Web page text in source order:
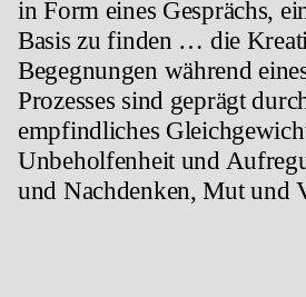
in Form eines Gesprächs,
Basis zu finden … die
Begegnungen während
Prozesses sind geprägt
empfindliches
Unbeholfenheit und
und Nachdenken, Mut und